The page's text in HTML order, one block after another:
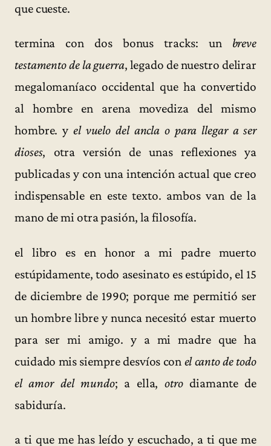
que cueste.
termina con dos bonus tracks: un breve
testamento de la guerra, legado de nuestro delirar
megalomaníaco occidental que ha convertido
al hombre en arena movediza del mismo
hombre. y el vuelo del ancla o para llegar a ser
dioses, otra versión de unas reflexiones ya
publicadas y con una intención actual que creo
indispensable en este texto. ambos van de la
mano de mi otra pasión, la filosofía.
el libro es en honor a mi padre muerto
estúpidamente, todo asesinato es estúpido, el 15
de diciembre de 1990; porque me permitió ser
un hombre libre y nunca necesitó estar muerto
para ser mi amigo. y a mi madre que ha
cuidado mis siempre desvíos con el canto de todo
el amor del mundo; a ella,otrodiamante de
sabiduría.
a ti que me has leído y escuchado, a ti que me